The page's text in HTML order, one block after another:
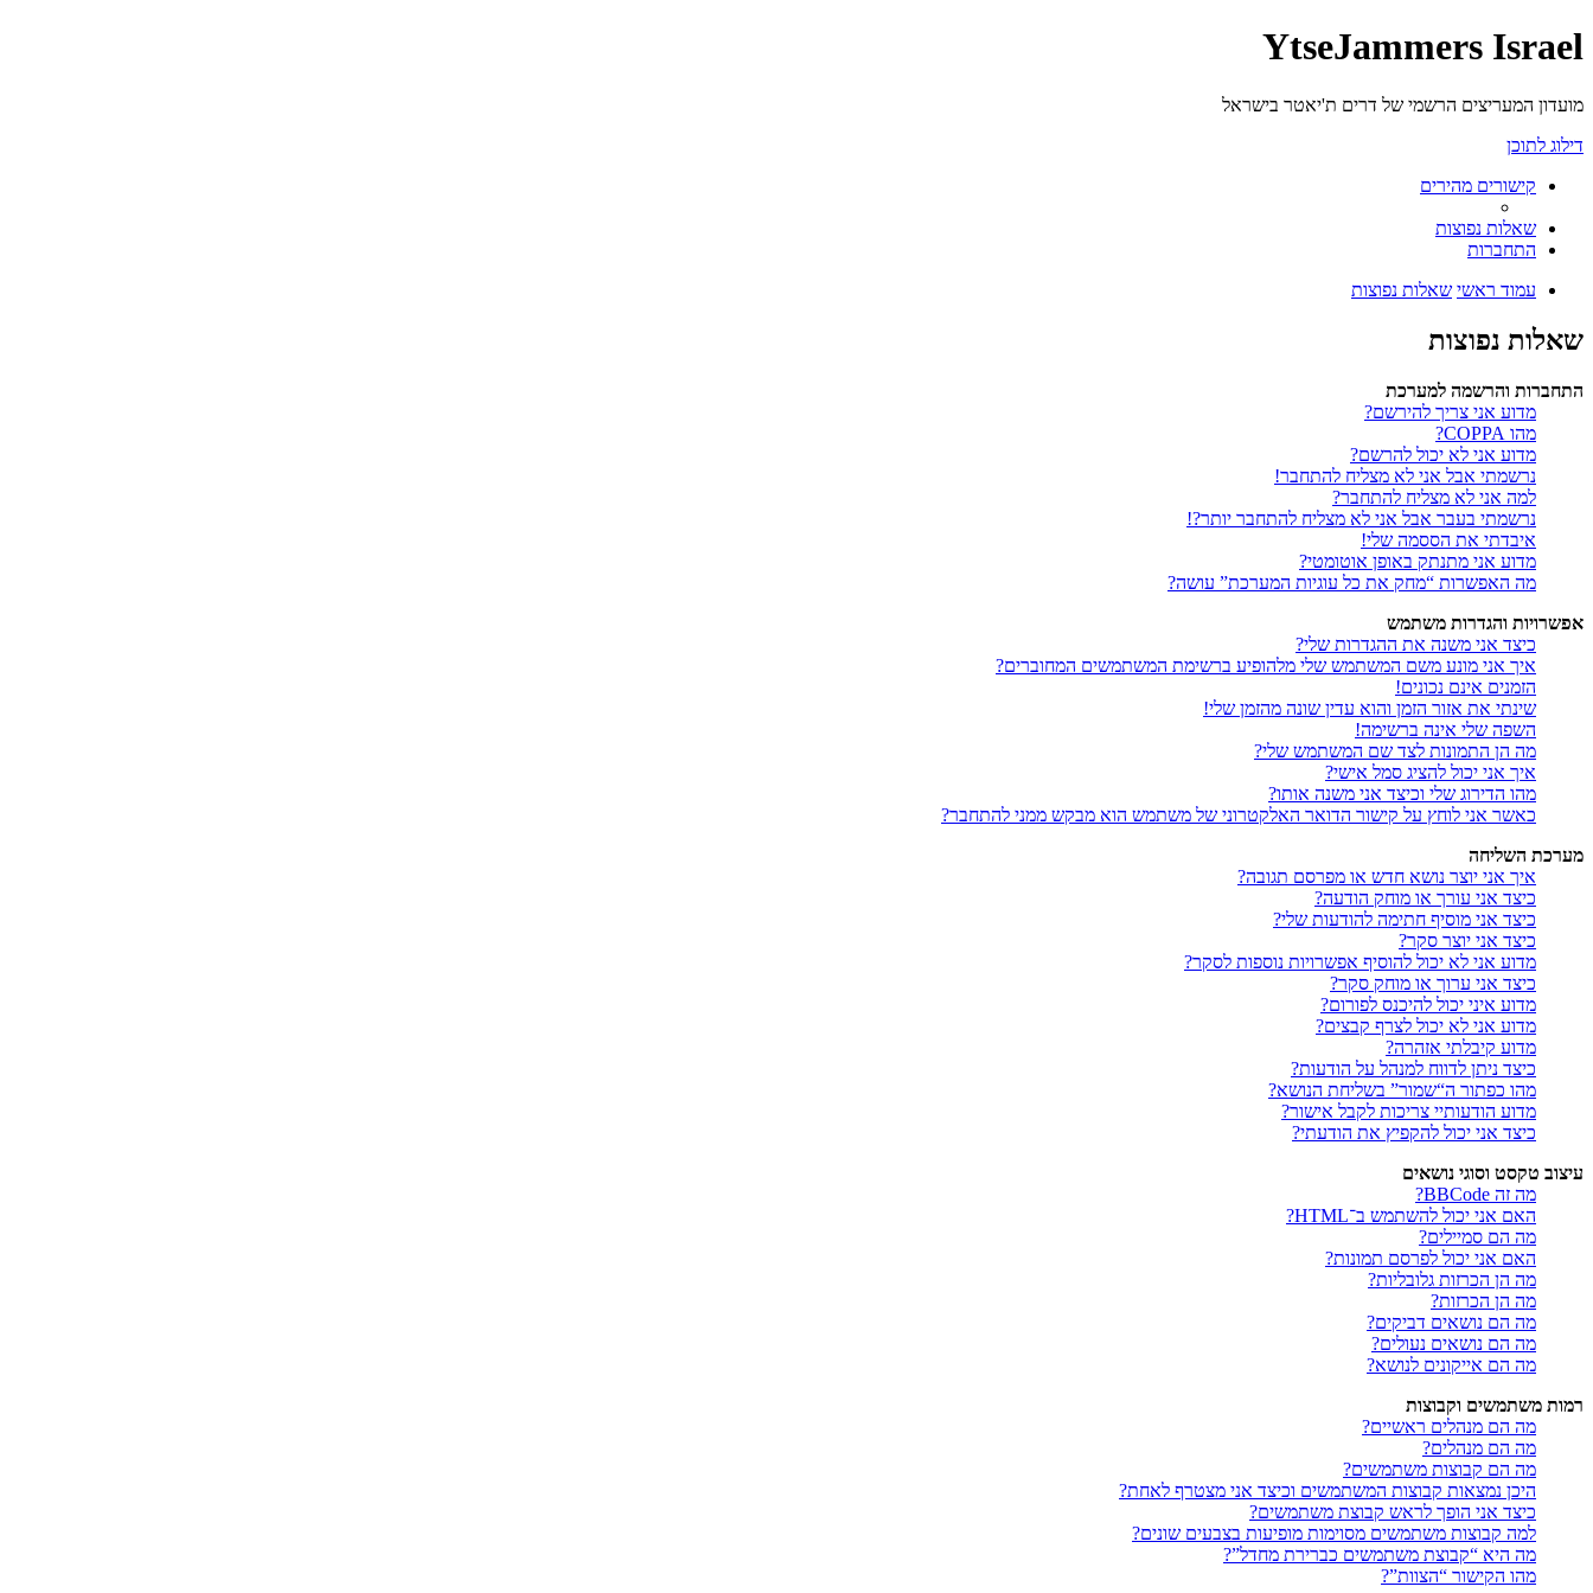
YtseJammers Israel
מועדון המעריצים הרשמי של דרים ת'יאטר בישראל
דילוג לתוכן
קישורים מהירים
שאלות נפוצות
התחברות
עמוד ראשי שאלות נפוצות
שאלות נפוצות
התחברות והרשמה למערכת
מדוע אני צריך להירשם?
מהו COPPA?
מדוע אני לא יכול להרשם?
נרשמתי אבל אני לא מצליח להתחבר!
למה אני לא מצליח להתחבר?
נרשמתי בעבר אבל אני לא מצליח להתחבר יותר?!
איבדתי את הססמה שלי!
מדוע אני מתנתק באופן אוטומטי?
מה האפשרות “מחק את כל עוגיות המערכת” עושה?
אפשרויות והגדרות משתמש
כיצד אני משנה את ההגדרות שלי?
איך אני מונע משם המשתמש שלי מלהופיע ברשימת המשתמשים המחוברים?
הזמנים אינם נכונים!
שינתי את אזור הזמן והוא עדין שונה מהזמן שלי!
השפה שלי אינה ברשימה!
מה הן התמונות לצד שם המשתמש שלי?
איך אני יכול להציג סמל אישי?
מהו הדירוג שלי וכיצד אני משנה אותו?
כאשר אני לוחץ על קישור הדואר האלקטרוני של משתמש הוא מבקש ממני להתחבר?
מערכת השליחה
איך אני יוצר נושא חדש או מפרסם תגובה?
כיצד אני עורך או מוחק הודעה?
כיצד אני מוסיף חתימה להודעות שלי?
כיצד אני יוצר סקר?
מדוע אני לא יכול להוסיף אפשרויות נוספות לסקר?
כיצד אני ערוך או מוחק סקר?
מדוע איני יכול להיכנס לפורום?
מדוע אני לא יכול לצרף קבצים?
מדוע קיבלתי אזהרה?
כיצד ניתן לדווח למנהל על הודעות?
מהו כפתור ה“שמור” בשליחת הנושא?
מדוע הודעותיי צריכות לקבל אישור?
כיצד אני יכול להקפיץ את הודעתי?
עיצוב טקסט וסוגי נושאים
מה זה BBCode?
האם אני יכול להשתמש ב־HTML?
מה הם סמיילים?
האם אני יכול לפרסם תמונות?
מה הן הכרזות גלובליות?
מה הן הכרזות?
מה הם נושאים דביקים?
מה הם נושאים נעולים?
מה הם אייקונים לנושא?
רמות משתמשים וקבוצות
מה הם מנהלים ראשיים?
מה הם מנהלים?
מה הם קבוצות משתמשים?
היכן נמצאות קבוצות המשתמשים וכיצד אני מצטרף לאחת?
כיצד אני הופך לראש קבוצת משתמשים?
למה קבוצות משתמשים מסוימות מופיעות בצבעים שונים?
מה היא “קבוצת משתמשים כברירת מחדל”?
מהו הקישור “הצוות”?